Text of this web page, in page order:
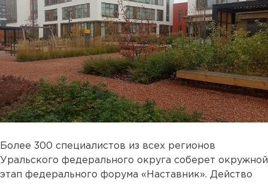
Более 300 специалистов из всех регионов
Уральского федерального округа соберет окружной
этап федерального форума «Наставник». Действо